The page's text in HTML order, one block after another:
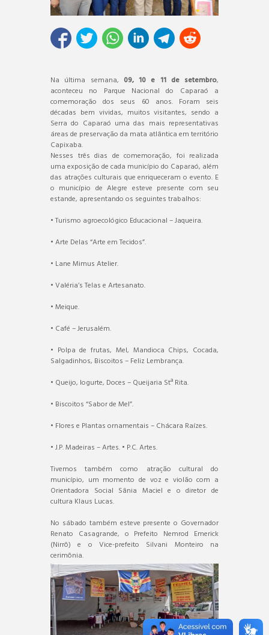
Na última semana, 09, 10 e 11 de setembro,
aconteceu no Parque Nacional do Caparaó a
comemoração dos seus 60 anos. Foram seis
décadas bem vividas, muitos visitantes, sendo a
Serra do Caparaó uma das mais representativas
áreas de preservação da mata atlântica em território
Capixaba.
Nesses três dias de comemoração, foi realizada
uma exposição de cada município do Caparaó, além
das atrações culturais que enriqueceram o evento. E
o município de Alegre esteve presente com seu
estande, apresentando os seguintes trabalhos:
• Turismo agroecológico Educacional – Jaqueira.
• Arte Delas “Arte em Tecidos”.
• Lane Mimus Atelier.
• Valéria’s Telas e Artesanato.
• Meique.
• Café – Jerusalém.
• Polpa de frutas, Mel, Mandioca Chips, Cocada,
Salgadinhos, Biscoitos – Feliz Lembrança.
• Queijo, Iogurte, Doces – Queijaria Stª Rita.
• Biscoitos “Sabor de Mel”.
• Flores e Plantas ornamentais – Chácara Raízes.
• J.P. Madeiras – Artes. • P.C. Artes.
Tivemos também como atração cultural do
município, um momento de voz e violão com a
Orientadora Social Sânia Maciel e o diretor de
cultura Klaus Lucas.
No sábado também esteve presente o Governador
Renato Casagrande, o Prefeito Nemrod Emerick
(Nirrô) e o Vice-prefeito Silvani Monteiro na
cerimônia.